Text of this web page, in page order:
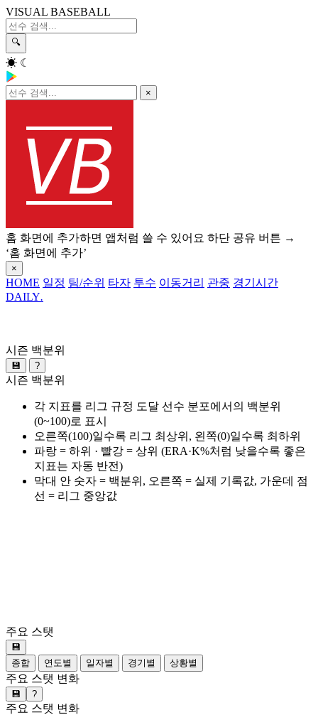
VISUAL BASEBALL
🔍
☀ ☾
×
홈 화면에 추가하면 앱처럼 쓸 수 있어요 하단 공유 버튼 →
‘홈 화면에 추가’
×
HOME 일정 팀/순위 타자 투수 이동거리 관중 경기시간
DAILY.
시즌 백분위
💾 ?
시즌 백분위
각 지표를 리그 규정 도달 선수 분포에서의 백분위
(0~100)로 표시
오른쪽(100)일수록 리그 최상위, 왼쪽(0)일수록 최하위
파랑 = 하위 · 빨강 = 상위 (ERA·K%처럼 낮을수록 좋은
지표는 자동 반전)
막대 안 숫자 = 백분위, 오른쪽 = 실제 기록값, 가운데 점
선 = 리그 중앙값
주요 스탯
💾
종합
연도별 일자별 경기별 상황별
주요 스탯 변화
💾 ?
주요 스탯 변화